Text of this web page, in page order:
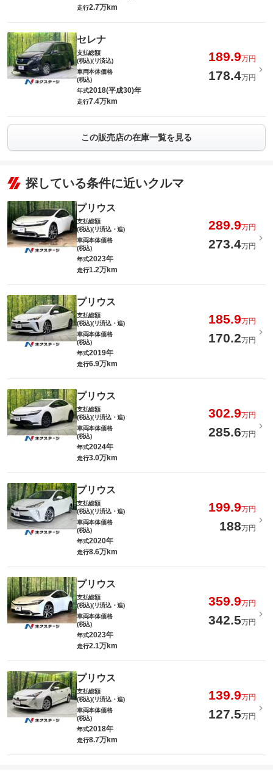
走行2.7万km
セレナ
支払総額
(税込)(リ済込)
189.9万円
車両本体価格
(税込)
178.4万円
年式2018(平成30)年
走行7.4万km
この販売店の在庫一覧を見る
探している条件に近いクルマ
プリウス
支払総額
(税込)(リ済込・追)
289.9万円
車両本体価格
(税込)
273.4万円
年式2023年
走行1.2万km
プリウス
支払総額
(税込)(リ済込・追)
185.9万円
車両本体価格
(税込)
170.2万円
年式2019年
走行6.9万km
プリウス
支払総額
(税込)(リ済込・追)
302.9万円
車両本体価格
(税込)
285.6万円
年式2024年
走行3.0万km
プリウス
支払総額
(税込)(リ済込・追)
199.9万円
車両本体価格
(税込)
188万円
年式2020年
走行8.6万km
プリウス
支払総額
(税込)(リ済込・追)
359.9万円
車両本体価格
(税込)
342.5万円
年式2023年
走行2.1万km
プリウス
支払総額
(税込)(リ済込・追)
139.9万円
車両本体価格
(税込)
127.5万円
年式2018年
走行8.7万km